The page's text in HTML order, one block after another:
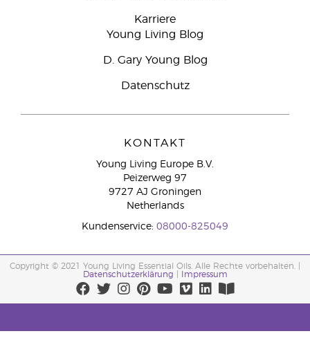
Karriere
Young Living Blog
D. Gary Young Blog
Datenschutz
KONTAKT
Young Living Europe B.V.
Peizerweg 97
9727 AJ Groningen
Netherlands
Kundenservice: 08000-825049
Copyright © 2021 Young Living Essential Oils. Alle Rechte vorbehalten. |
Datenschutzerklärung
Impressum